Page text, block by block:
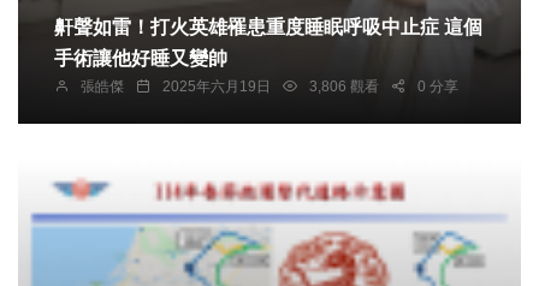
鼾聲如雷！打火英雄罹患重度睡眠呼吸中止症 這個
手術讓他好睡又變帥
張皓傑 2025年六月19日 3,806 觀看 0 分享